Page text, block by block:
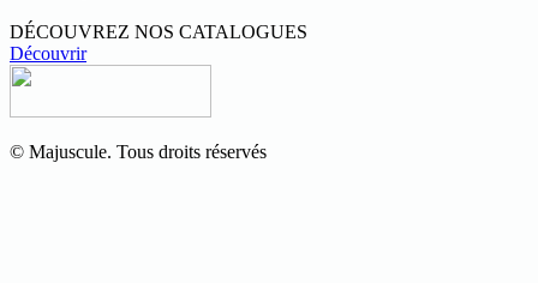
DÉCOUVREZ NOS CATALOGUES
Découvrir
© Majuscule. Tous droits réservés